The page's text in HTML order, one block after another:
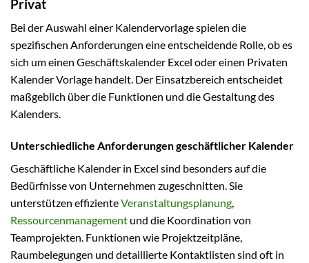
Privat
Bei der Auswahl einer Kalendervorlage spielen die
spezifischen Anforderungen eine entscheidende Rolle, ob es
sich um einen Geschäftskalender Excel oder einen Privaten
Kalender Vorlage handelt. Der Einsatzbereich entscheidet
maßgeblich über die Funktionen und die Gestaltung des
Kalenders.
Unterschiedliche Anforderungen geschäftlicher Kalender
Geschäftliche Kalender in Excel sind besonders auf die
Bedürfnisse von Unternehmen zugeschnitten. Sie
unterstützen effizienteVeranstaltungsplanung,
Ressourcenmanagement und die Koordination von
Teamprojekten. Funktionen wie Projektzeitpläne,
Raumbelegungen und detaillierte Kontaktlisten sind oft in